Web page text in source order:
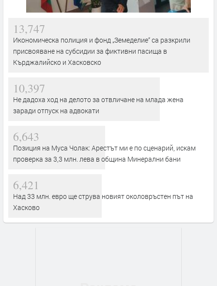
13,747
Икономическа полиция и фонд „Земеделие“ са разкрили
присвояване на субсидии за фиктивни пасища в
Кърджалийско и Хасковско
10,397
Не дадоха ход на делото за отвличане на млада жена
заради отпуск на адвокати
6,643
Позиция на Муса Чолак: Арестът ми е по сценарий, искам
проверка за 3,3 млн. лева в община Минерални бани
6,421
Над 33 млн. евро ще струва новият околовръстен път на
Хасково